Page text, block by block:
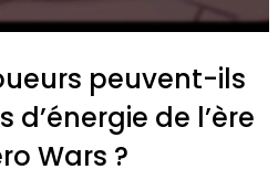
peuvent-ils
d’énergie de l’ère
Wars ?